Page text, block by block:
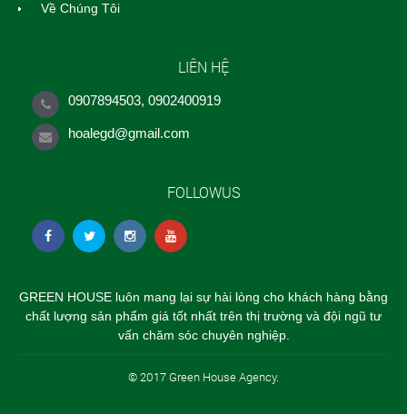
Về Chúng Tôi
LIÊN HỆ
0907894503, 0902400919
hoalegd@gmail.com
FOLLOWUS
GREEN HOUSE luôn mang lại sự hài lòng cho khách hàng bằng
chất lượng sản phẩm giá tốt nhất trên thị trường và đội ngũ tư
vấn chăm sóc chuyên nghiệp.
© 2017 Green House Agency.